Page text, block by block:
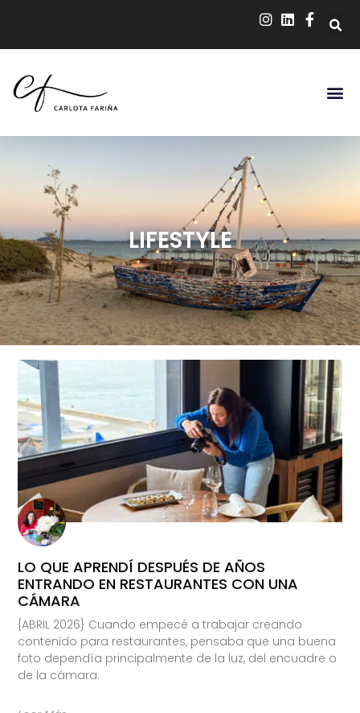
LIFESTYLE
LO QUE APRENDÍ DESPUÉS DE AÑOS
ENTRANDO EN RESTAURANTES CON UNA
CÁMARA
{ABRIL 2026} Cuando empecé a trabajar creando
contenido para restaurantes, pensaba que una buena
foto dependía principalmente de la luz, del encuadre o
de la cámara.